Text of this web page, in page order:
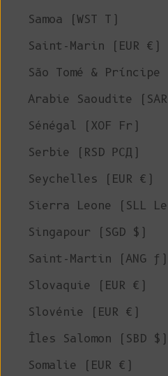
Samoa (WST T)
Saint-Marin (EUR €)
São Tomé & Príncipe
Sénégal (XOF Fr)
Serbie (RSD РСД)
Seychelles (EUR €)
Sierra Leone (SLL
Singapour (SGD $)
Saint-Martin (ANG ƒ)
Slovaquie (EUR €)
Slovénie (EUR €)
Îles Salomon (SBD $)
Somalie (EUR €)